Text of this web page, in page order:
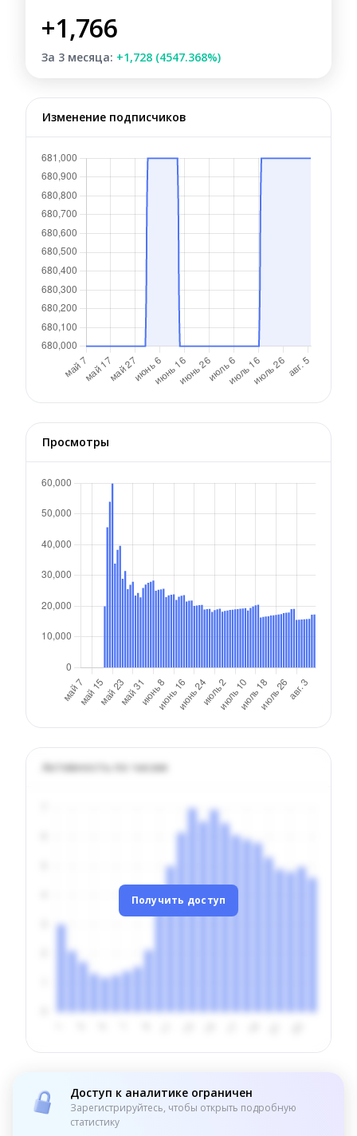
+1,766
За 3 месяца: +1,728 (4547.368%)
Изменение подписчиков
Просмотры
Активность по часам
Получить доступ
Доступ к аналитике ограничен
Зарегистрируйтесь, чтобы открыть подробную
статистику